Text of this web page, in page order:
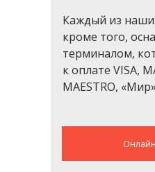
Каждый из
кроме того,
терминалом,
к оплате VISA,
MAESTRO,